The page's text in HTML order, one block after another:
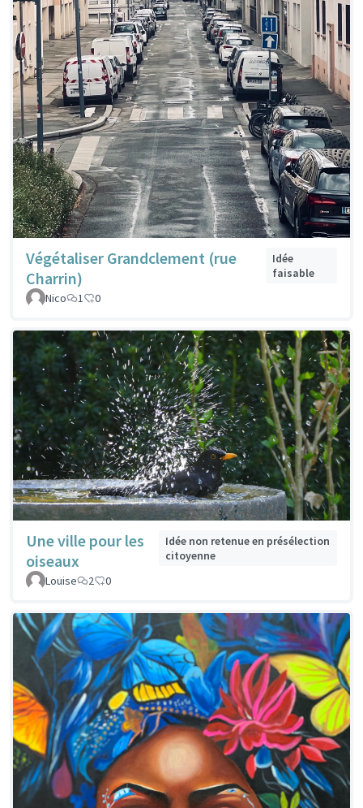
Végétaliser Grandclement (rue
Charrin)
Idée
faisable
Nico
1 0
Une ville pour les
oiseaux
Idée non retenue en présélection
citoyenne
Louise
2 0